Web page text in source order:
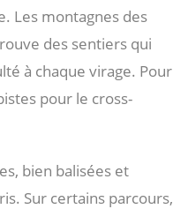
Les montagnes des
des sentiers qui
à chaque virage. Pour
pour le cross-
bien balisées et
Sur certains parcours,